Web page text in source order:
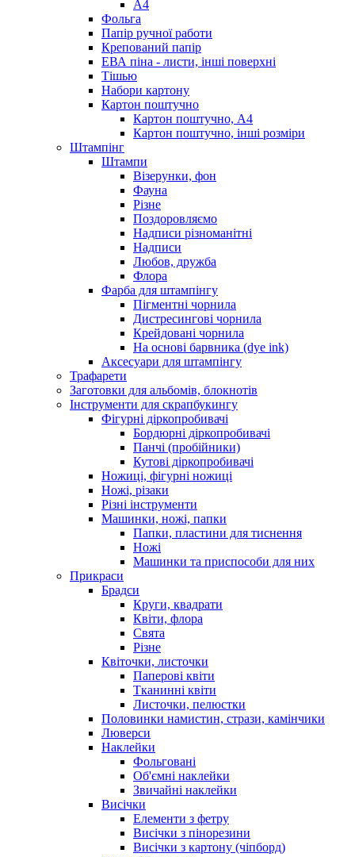
А4
Фольга
Папір ручної работи
Крепований папір
ЕВА піна - листи, інші поверхні
Тішью
Набори картону
Картон поштучно
Картон поштучно, А4
Картон поштучно, інші розміри
Штампінг
Штампи
Візерунки, фон
Фауна
Різне
Поздоровляємо
Надписи різноманітні
Надписи
Любов, дружба
Флора
Фарба для штампінгу
Пігментні чорнила
Дистресингові чорнила
Крейдовані чорнила
На основі барвника (dye ink)
Аксесуари для штампінгу
Трафарети
Заготовки для альбомів, блокнотів
Інструменти для скрапбукингу
Фігурні діркопробивачі
Бордюрні діркопробивачі
Панчі (пробійники)
Кутові діркопробивачі
Ножиці, фігурні ножиці
Ножі, різаки
Різні інструменти
Машинки, ножі, папки
Папки, пластини для тиснення
Ножі
Машинки та приспособи для них
Прикраси
Брадси
Круги, квадрати
Квіти, флора
Свята
Різне
Квіточки, листочки
Паперові квіти
Тканинні квіти
Листочки, пелюстки
Половинки намистин, стрази, камінчики
Люверси
Наклейки
Фольговані
Об'ємні наклейки
Звичайні наклейки
Висічки
Елементи з фетру
Висічки з пінорезини
Висічки з картону (чіпборд)